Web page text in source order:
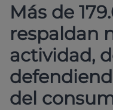
Más de
respaldan
actividad,
del